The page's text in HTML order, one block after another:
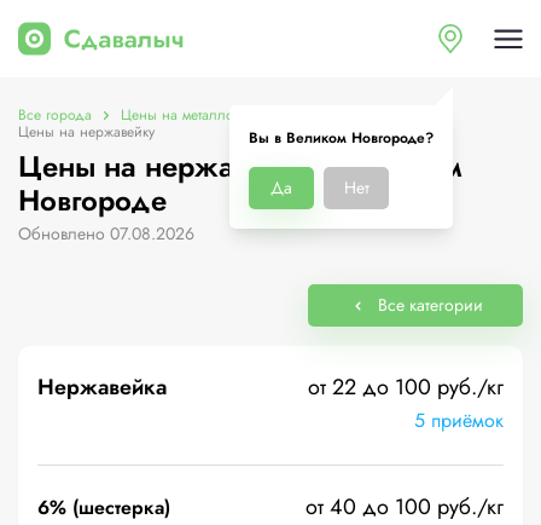
Вы в Великом Новгороде?
Да Нет
Все города Цены на металлолом в Великом Новгороде
Цены на нержавейку
Цены на нержавейку в Великом
Новгороде
Обновлено 07.08.2026
Все категории
Нержавейка от 22 до 100 руб./кг
5 приёмок
6% (шестерка) от 40 до 100 руб./кг